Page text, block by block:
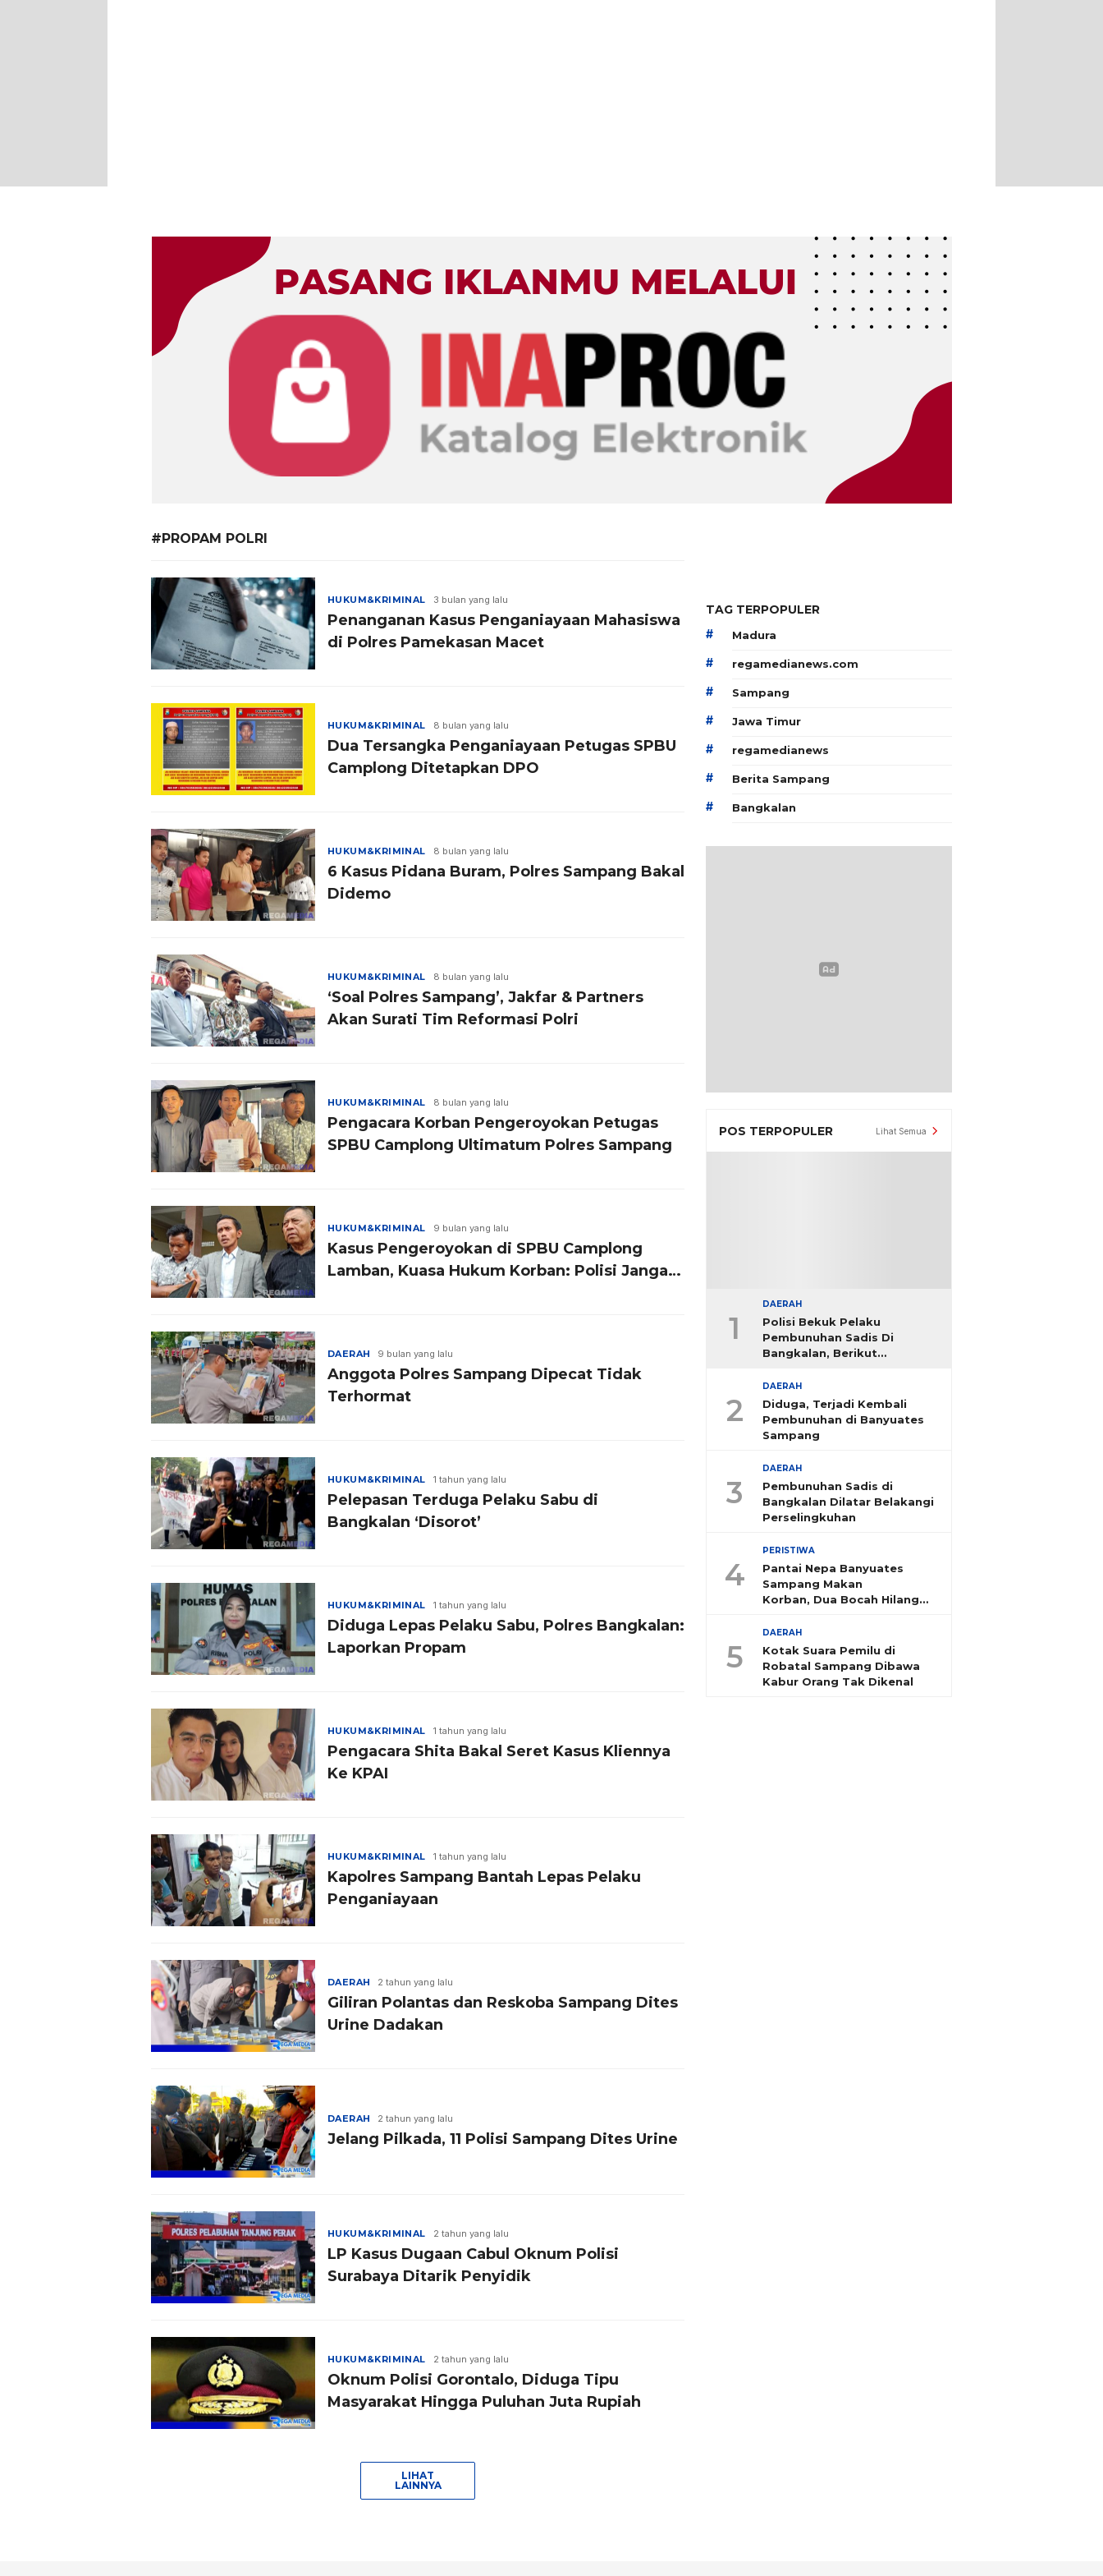
#PROPAM POLRI
HUKUM&KRIMINAL 3 bulan yang lalu
Penanganan Kasus Penganiayaan Mahasiswa
di Polres Pamekasan Macet
HUKUM&KRIMINAL 8 bulan yang lalu
Dua Tersangka Penganiayaan Petugas SPBU
Camplong Ditetapkan DPO
HUKUM&KRIMINAL 8 bulan yang lalu
6 Kasus Pidana Buram, Polres Sampang Bakal
Didemo
HUKUM&KRIMINAL 8 bulan yang lalu
‘Soal Polres Sampang’, Jakfar & Partners
Akan Surati Tim Reformasi Polri
HUKUM&KRIMINAL 8 bulan yang lalu
Pengacara Korban Pengeroyokan Petugas
SPBU Camplong Ultimatum Polres Sampang
HUKUM&KRIMINAL 9 bulan yang lalu
Kasus Pengeroyokan di SPBU Camplong
Lamban, Kuasa Hukum Korban: Polisi Jangan
DAERAH 9 bulan yang lalu
Anggota Polres Sampang Dipecat Tidak
Terhormat
HUKUM&KRIMINAL 1 tahun yang lalu
Pelepasan Terduga Pelaku Sabu di
Bangkalan ‘Disorot’
HUKUM&KRIMINAL 1 tahun yang lalu
Diduga Lepas Pelaku Sabu, Polres Bangkalan:
Laporkan Propam
HUKUM&KRIMINAL 1 tahun yang lalu
Pengacara Shita Bakal Seret Kasus Kliennya
Ke KPAI
HUKUM&KRIMINAL 1 tahun yang lalu
Kapolres Sampang Bantah Lepas Pelaku
Penganiayaan
DAERAH 2 tahun yang lalu
Giliran Polantas dan Reskoba Sampang Dites
Urine Dadakan
DAERAH 2 tahun yang lalu
Jelang Pilkada, 11 Polisi Sampang Dites Urine
HUKUM&KRIMINAL 2 tahun yang lalu
LP Kasus Dugaan Cabul Oknum Polisi
Surabaya Ditarik Penyidik
HUKUM&KRIMINAL 2 tahun yang lalu
Oknum Polisi Gorontalo, Diduga Tipu
Masyarakat Hingga Puluhan Juta Rupiah
LIHAT
LAINNYA
TAG TERPOPULER
# Madura
# regamedianews.com
# Sampang
# Jawa Timur
# regamedianews
# Berita Sampang
# Bangkalan
POS TERPOPULER Lihat Semua
1
DAERAH
Polisi Bekuk Pelaku
Pembunuhan Sadis Di
Bangkalan, Berikut
2
DAERAH
Diduga, Terjadi Kembali
Pembunuhan di Banyuates
Sampang
3
DAERAH
Pembunuhan Sadis di
Bangkalan Dilatar Belakangi
Perselingkuhan
4
PERISTIWA
Pantai Nepa Banyuates
Sampang Makan
Korban, Dua Bocah Hilang
5
DAERAH
Kotak Suara Pemilu di
Robatal Sampang Dibawa
Kabur Orang Tak Dikenal